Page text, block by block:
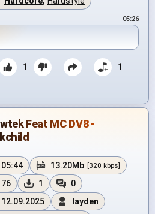
05:26
1 1
Feat MC DV8 -
05:44 13.20Mb [320 kbps]
76 1
0
12.09.2025
layden